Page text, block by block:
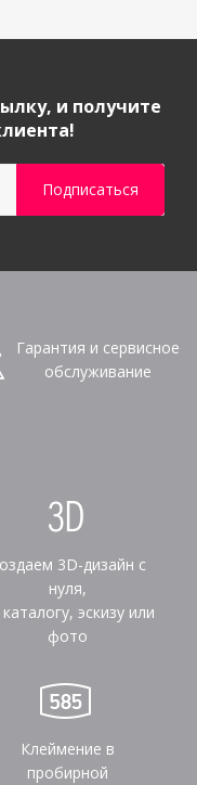
и получите
Гарантия и сервисное
обслуживание
3D-дизайн с
нуля,
эскизу или
фото
Клеймение в
пробирной